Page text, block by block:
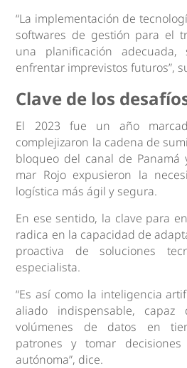
“La implementación de
softwares de gestión para el
una planificación adecuada,
enfrentar imprevistos futuros”,
Clave de los
El 2023 fue un año
complejizaron la cadena de
bloqueo del canal de
mar Rojo expusieron la
logística más ágil y segura.
En ese sentido, la clave para
radica en la capacidad de
proactiva de soluciones
especialista.
“Es así como la inteligencia
aliado indispensable, capaz
volúmenes de datos en
patrones y tomar
autónoma”, dice.